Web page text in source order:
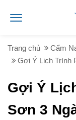
Trang chủ Cẩm
Gợi Ý Lịch Trình
Gợi Ý
Sơn 3